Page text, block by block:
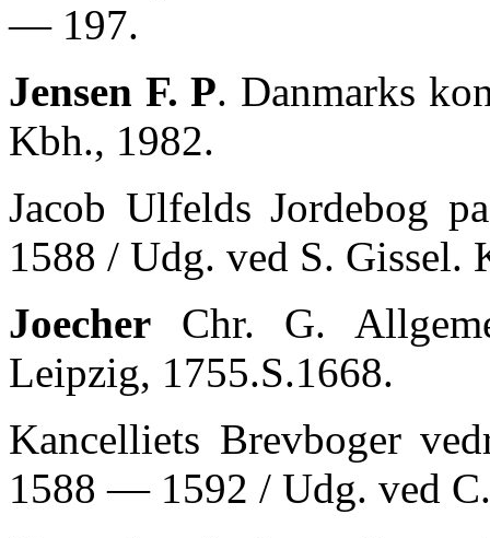
— 197.
Jensen F. P. Danmarks
Kbh., 1982.
Jacob Ulfelds Jordebog
1588 / Udg. ved S. Gissel.
Joecher Chr. G.
Leipzig, 1755.S.1668.
Kancelliets Brevboger
1588 — 1592 / Udg. ved